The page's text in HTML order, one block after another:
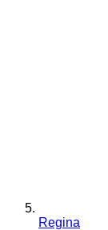
Regina